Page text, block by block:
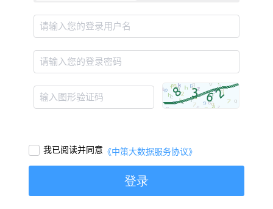
请输入您的登录用户名
请输入您的登录密码
输入图形验证码
我已阅读并同意 《中策大数据服务协议》
登录